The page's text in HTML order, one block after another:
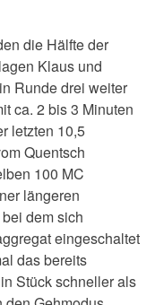
die Hälfte der
Klaus und
Runde drei weiter
ca. 2 bis 3 Minuten
letzten 10,5
Quentsch
100 MC
längeren
dem sich
eingeschaltet
das bereits
Stück schneller als